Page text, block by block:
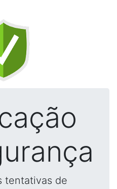
tentativas de